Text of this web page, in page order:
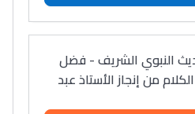
النبوي الشريف - فضل
من إنجاز الأستاذ عبد